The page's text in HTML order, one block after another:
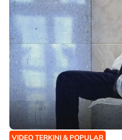
VIDEO TERKINI & POPULAR